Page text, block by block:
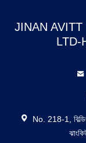
JINAN
LTD-
No. 218-1, বিল্ডিং